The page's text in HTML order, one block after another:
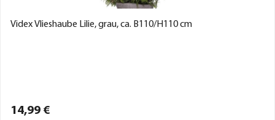
Videx Vlieshaube Lilie, grau, ca. B110/H110 cm
14,99 €